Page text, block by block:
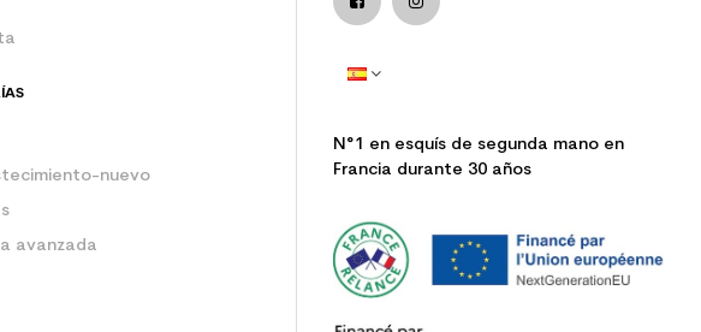
nuevo
avanzada
N°1 en esquís de segunda mano en
Francia durante 30 años